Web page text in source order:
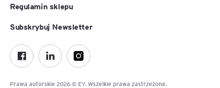
Regulamin sklepu
Prawa autorskie 2026 © EY. Wszelkie prawa zastrzeżone.
Subskrybuj Newsletter